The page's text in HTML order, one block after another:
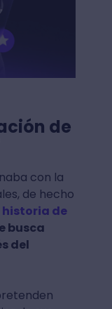
de
con la
de hecho
historia de
busca
del